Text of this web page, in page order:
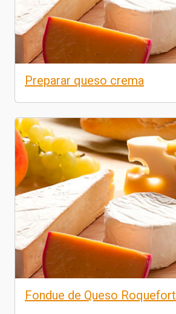
Preparar queso crema
Fondue de Queso Roquefort